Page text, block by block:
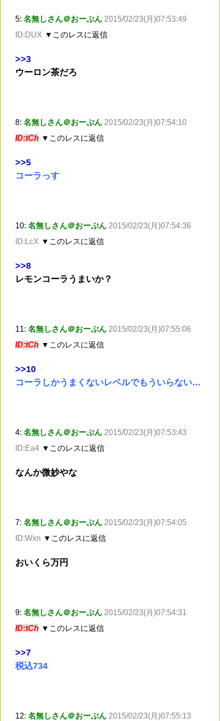
5: 名無しさん＠おーぷん 2015/02/23(月)07:53:49
ID:DUX ▼このレスに返信
>>3
ウーロン茶だろ
8: 名無しさん＠おーぷん 2015/02/23(月)07:54:10
ID:tCh ▼このレスに返信
>>5
コーラっす
10: 名無しさん＠おーぷん 2015/02/23(月)07:54:36
ID:LcX ▼このレスに返信
>>8
レモンコーラうまいか？
11: 名無しさん＠おーぷん 2015/02/23(月)07:55:06
ID:tCh ▼このレスに返信
>>10
コーラしかうまくないレベルでもういらない…
4: 名無しさん＠おーぷん 2015/02/23(月)07:53:43
ID:Ea4 ▼このレスに返信
なんか微妙やな
7: 名無しさん＠おーぷん 2015/02/23(月)07:54:05
ID:Wxn ▼このレスに返信
おいくら万円
9: 名無しさん＠おーぷん 2015/02/23(月)07:54:31
ID:tCh ▼このレスに返信
>>7
税込734
12: 名無しさん＠おーぷん 2015/02/23(月)07:55:13